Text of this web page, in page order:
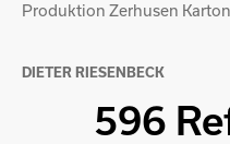
Produktion Zerhusen
DIETER RIESENBECK
596